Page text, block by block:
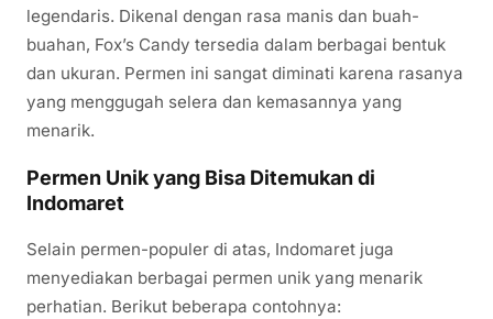
legendaris. Dikenal dengan rasa manis dan buah-
buahan, Fox’s Candy tersedia dalam berbagai bentuk
dan ukuran. Permen ini sangat diminati karena rasanya
yang menggugah selera dan kemasannya yang
menarik.
Permen Unik yang Bisa Ditemukan di
Indomaret
Selain permen-populer di atas, Indomaret juga
menyediakan berbagai permen unik yang menarik
perhatian. Berikut beberapa contohnya: